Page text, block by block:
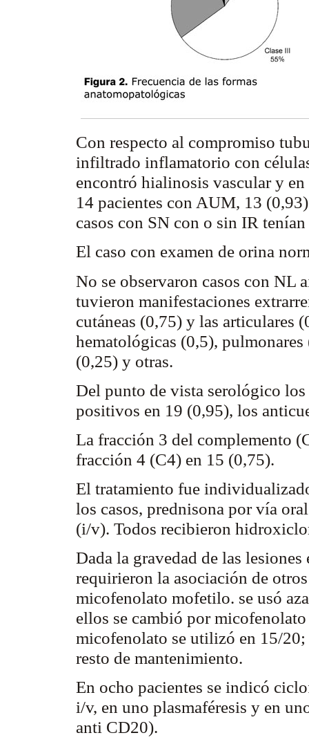
Con respecto al compromiso
infiltrado inflamatorio con
encontró hialinosis vascular y
14 pacientes con AUM, 13
casos con SN con o sin IR
El caso con examen de orina
No se observaron casos con NL
tuvieron manifestaciones
cutáneas (0,75) y las articulares
hematológicas (0,5),
(0,25) y otras.
Del punto de vista serológico
positivos en 19 (0,95), los
La fracción 3 del complemento
fracción 4 (C4) en 15 (0,75).
El tratamiento fue
los casos, prednisona por vía
(i/v). Todos recibieron
Dada la gravedad de las
requirieron la asociación de
micofenolato mofetilo. se usó
ellos se cambió pormicofenolato
micofenolato se utilizó en 15/
resto de mantenimiento.
En ocho pacientes se indicó
i/v, en uno plasmaféresis y en
anti CD20).